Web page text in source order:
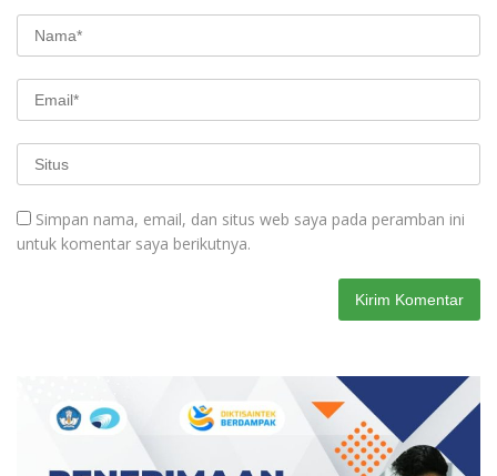
Simpan nama, email, dan situs web saya pada peramban ini
untuk komentar saya berikutnya.